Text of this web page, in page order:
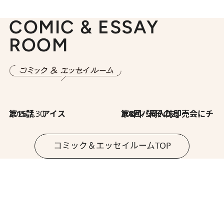
COMIC & ESSAY
ROOM
2026.7.30
第15話 アイス 2026.7.30
第8回「同人誌即売会にチャレンジ その2」
コミック＆エッセイルームTOP